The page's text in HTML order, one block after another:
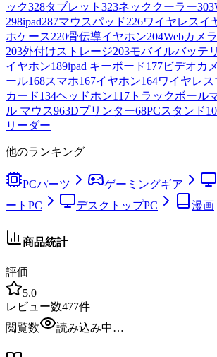
ック328タブレット 323ネッククーラー303
298ipad287マウスパッド226ワイヤレスイ
ホケース220骨伝導イヤホン204Webカメラ
203外付けストレージ203モバイルバッテ
イヤホン189ipad キーボード177ビデオカ
ール168スマホ167イヤホン164ワイヤレス
カード134ヘッドホン117 トラックボール
ル マウス963Dプリンター68PCスタンド10
リーダー
他のランキング
PCパーツ ゲーミングギア
ートPC
デスクトップPC 漫画
商品統計
評価
5.0
レビュー数477件
閲覧数
読み込み中…